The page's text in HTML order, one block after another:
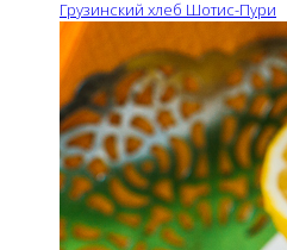
Грузинский хлеб Шотис-Пури